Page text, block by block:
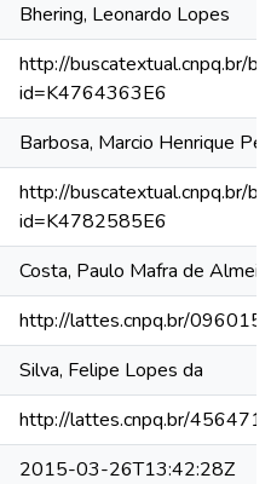
Bhering, Leonardo Lopes
http://buscatextual.cnpq.br/
id=K4764363E6
Barbosa, Marcio Henrique
http://buscatextual.cnpq.br/
id=K4782585E6
Costa, Paulo Mafra de
http://lattes.cnpq.br/
Silva, Felipe Lopes da
http://lattes.cnpq.br/
2015-03-26T13:42:28Z